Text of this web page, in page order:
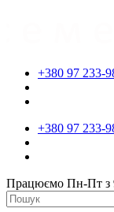
+380 97 233-
+380 97 233-
Працюємо Пн-Пт з